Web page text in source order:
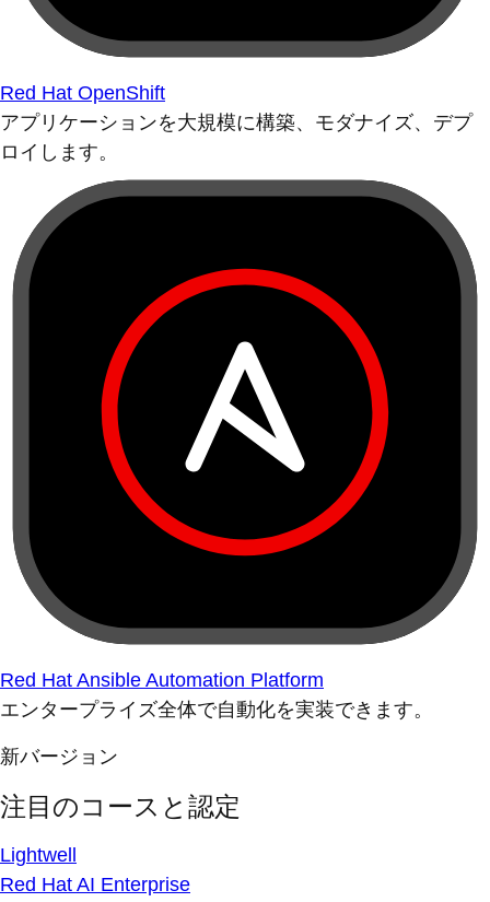
Red Hat OpenShift
アプリケーションを大規模に構築、モダナイズ、デプ
ロイします。
Red Hat Ansible Automation Platform
エンタープライズ全体で自動化を実装できます。
新バージョン
注目のコースと認定
Lightwell
Red Hat AI Enterprise